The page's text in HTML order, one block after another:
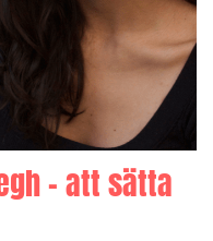
– att sätta